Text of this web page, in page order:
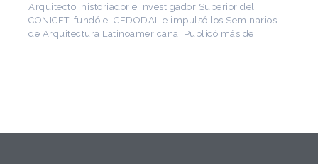
Arquitecto, historiador e Investigador Superior del
CONICET, fundó el CEDODAL e impulsó los Seminarios
de Arquitectura Latinoamericana. Publicó más de